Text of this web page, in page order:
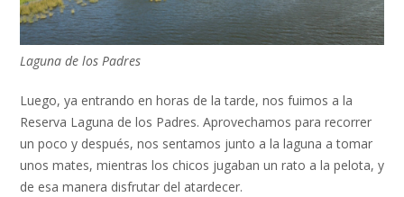
Laguna de los Padres
Luego, ya entrando en horas de la tarde, nos fuimos a la
Reserva Laguna de los Padres. Aprovechamos para recorrer
un poco y después, nos sentamos junto a la laguna a tomar
unos mates, mientras los chicos jugaban un rato a la pelota, y
de esa manera disfrutar del atardecer.